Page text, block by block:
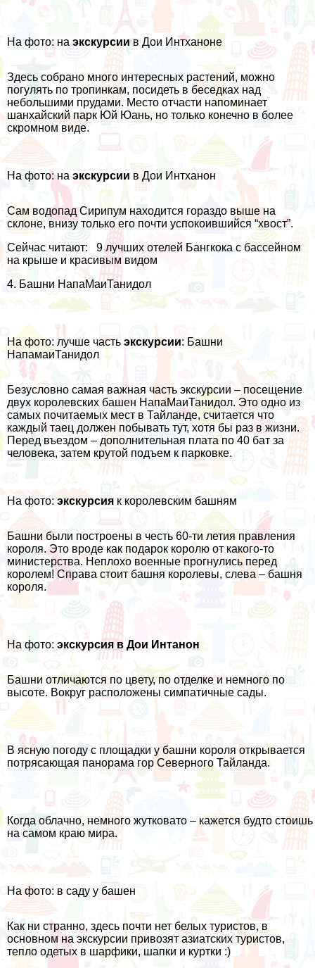
На фото: на экскурсии в Дои Интханоне
Здесь собрано много интересных растений, можно
погулять по тропинкам, посидеть в беседках над
небольшими прудами. Место отчасти напоминает
шанхайский парк Юй Юань, но только конечно в более
скромном виде.
На фото: на экскурсии в Дои Интханон
Сам водопад Сирипум находится гораздо выше на
склоне, внизу только его почти успокоившийся “хвост”.
Сейчас читают:
9 лучших отелей Бангкока с бассейном
на крыше и красивым видом
4. Башни НапаМаиТанидол
На фото: лучше часть экскурсии: Башни
НапамаиТанидол
Безусловно самая важная часть экскурсии – посещение
двух королевских башен НапаМаиТанидол. Это одно из
самых почитаемых мест в Тайланде, считается что
каждый таец должен побывать тут, хотя бы раз в жизни.
Перед въездом – дополнительная плата по 40 бат за
человека, затем крутой подъем к парковке.
На фото: экскурсия к королевским башням
Башни были построены в честь 60-ти летия правления
короля. Это вроде как подарок королю от какого-то
министерства. Неплохо военные прогнулись перед
королем! Справа стоит башня королевы, слева – башня
короля.
На фото: экскурсия в Дои Интанон
Башни отличаются по цвету, по отделке и немного по
высоте. Вокруг расположены симпатичные сады.
В ясную погоду с площадки у башни короля открывается
потрясающая панорама гор Северного Тайланда.
Когда облачно, немного жутковато – кажется будто стоишь
на самом краю мира.
На фото: в саду у башен
Как ни странно, здесь почти нет белых туристов, в
основном на экскурсии привозят азиатских туристов,
тепло одетых в шарфики, шапки и куртки :)